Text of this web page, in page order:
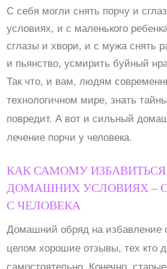
С себя могли снять порчу и
условиях, и с маленького
сглазы и хвори, и с мужа снять
и пьянство, усмирить буйный
Так что, и вам, людям
технологичном мире, знать
повредит. А вот и сильный
лечение порчи у человека.
КАК САМОМУ
ДОМАШНИХ УСЛОВИЯХ –
С ЧЕЛОВЕКА
Домашний обряд на избавление
целом хорошие отзывы, тех кто
самостоятельно. Конечно,